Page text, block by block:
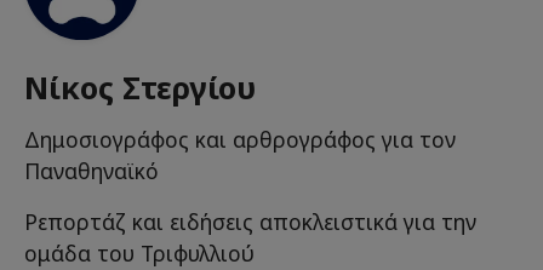
Νίκος Στεργίου
Δημοσιογράφος και αρθρογράφος για τον
Παναθηναϊκό
Ρεπορτάζ και ειδήσεις αποκλειστικά για την
ομάδα του Τριφυλλιού